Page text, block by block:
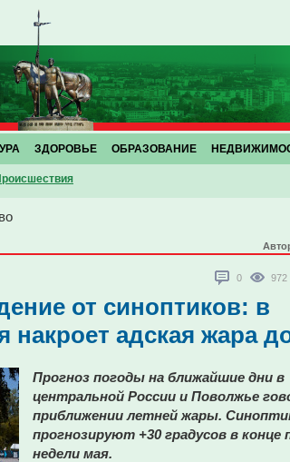
ЗДОРОВЬЕ ОБРАЗОВАНИЕ
0 972
от синоптиков: в
адская жара
Прогноз погоды на ближайшие дни в
центральной России и Поволжье
приближении летней жары.
прогнозируют +30 градусов в конце
недели мая.